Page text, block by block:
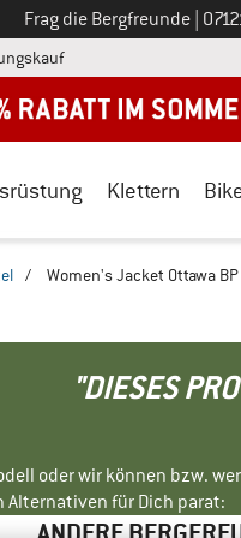
Frag die Bergfreunde Ruf
Finde die Zahlungs-
Klettern
/ Women's Jacket Ottawa
"DIESES
oder wir können bzw.
für Dich parat: